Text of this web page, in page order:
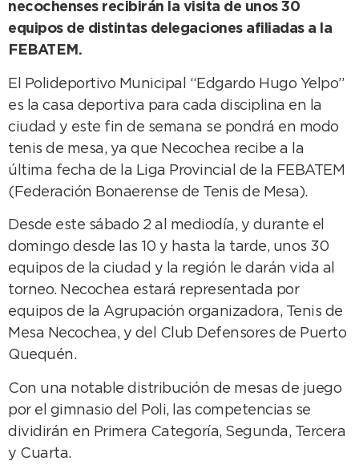
necochenses recibirán la visita de unos 30
equipos de distintas delegaciones afiliadas a la
FEBATEM.
El Polideportivo Municipal “Edgardo Hugo Yelpo”
es la casa deportiva para cada disciplina en la
ciudad y este fin de semana se pondrá en modo
tenis de mesa, ya que Necochea recibe a la
última fecha de la Liga Provincial de la FEBATEM
(Federación Bonaerense de Tenis de Mesa).
Desde este sábado 2 al mediodía, y durante el
domingo desde las 10 y hasta la tarde, unos 30
equipos de la ciudad y la región le darán vida al
torneo. Necochea estará representada por
equipos de la Agrupación organizadora, Tenis de
Mesa Necochea, y del Club Defensores de Puerto
Quequén.
Con una notable distribución de mesas de juego
por el gimnasio del Poli, las competencias se
dividirán en Primera Categoría, Segunda, Tercera
y Cuarta.